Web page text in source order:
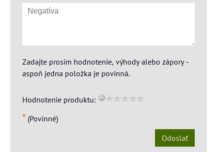
Zadajte prosím hodnotenie, výhody alebo zápory -
aspoň jedna položka je povinná.
Hodnotenie produktu:
* (Povinné)
Odoslať